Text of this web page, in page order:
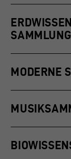
SAMMLUNG
MODERNE